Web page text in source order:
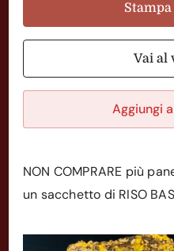
Vai al
Aggiungi
NON COMPRARE più
un sacchetto di RISO